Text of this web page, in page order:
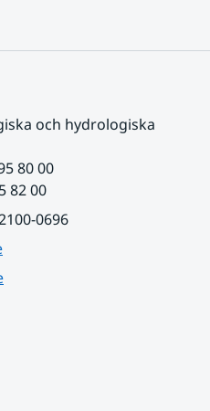
och hydrologiska
80 00
82 00
0696